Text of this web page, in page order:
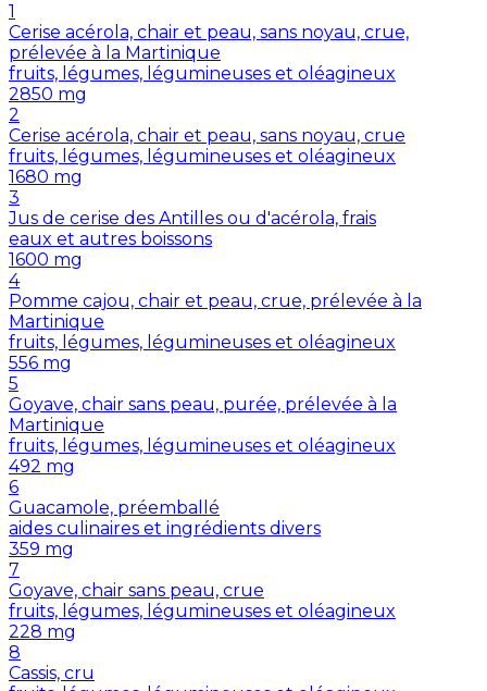
1
Cerise acérola, chair et peau, sans noyau, crue,
prélevée à la Martinique
fruits, légumes, légumineuses et oléagineux
2850 mg
2
Cerise acérola, chair et peau, sans noyau, crue
fruits, légumes, légumineuses et oléagineux
1680 mg
3
Jus de cerise des Antilles ou d'acérola, frais
eaux et autres boissons
1600 mg
4
Pomme cajou, chair et peau, crue, prélevée à la
Martinique
fruits, légumes, légumineuses et oléagineux
556 mg
5
Goyave, chair sans peau, purée, prélevée à la
Martinique
fruits, légumes, légumineuses et oléagineux
492 mg
6
Guacamole, préemballé
aides culinaires et ingrédients divers
359 mg
7
Goyave, chair sans peau, crue
fruits, légumes, légumineuses et oléagineux
228 mg
8
Cassis, cru